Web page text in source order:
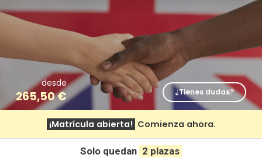
desde
265,50€ ¿Tienes dudas?
¡Matrícula abierta! Comienza ahora.
Solo quedan 2 plazas
¿Necesitas más información
sobre un curso?